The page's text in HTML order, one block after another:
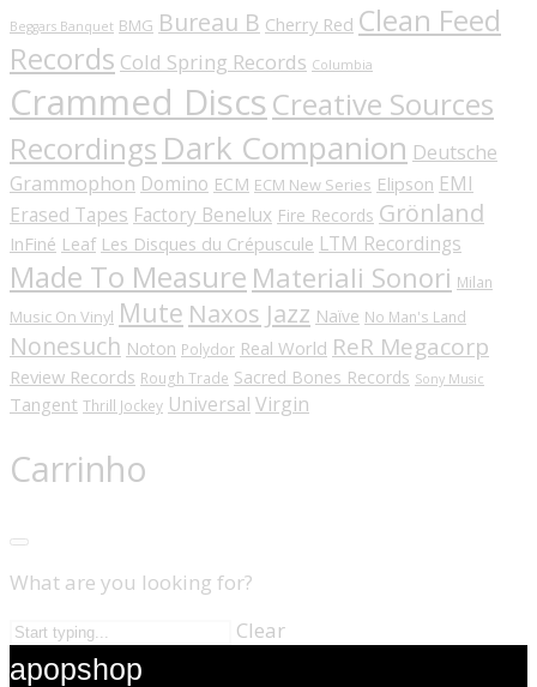
Beggars Banquet BMG Bureau B Cherry Red Clean Feed
Records Cold Spring Records Columbia
Crammed Discs Creative Sources
Recordings Dark Companion Deutsche
Grammophon Domino ECM ECM New Series Elipson EMI
Erased Tapes Factory Benelux Fire Records Grönland
InFiné Leaf Les Disques du Crépuscule LTM Recordings
Made To Measure Materiali Sonori Milan
Music On Vinyl Mute Naxos Jazz Naïve No Man's Land
Nonesuch Noton Polydor Real World ReR Megacorp
Review Records Rough Trade Sacred Bones Records Sony Music
Tangent Thrill Jockey Universal Virgin
Carrinho
What are you looking for?
Clear
apopshop